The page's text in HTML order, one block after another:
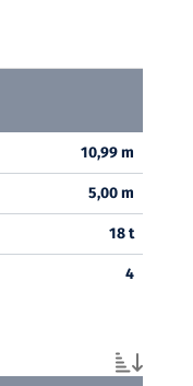
10,99 m
5,00 m
18 t
4